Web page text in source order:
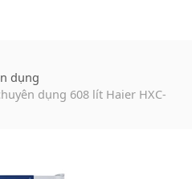
dụng
dụng 608 lít Haier HXC-